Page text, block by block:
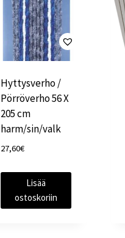
Hyttysverho /
Pörröverho 56 X
205 cm
harm/sin/valk
27,60€
Lisää
ostoskoriin